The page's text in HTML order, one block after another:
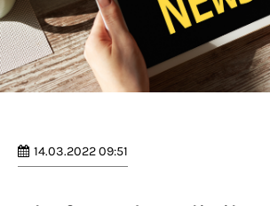
Anmelden
14.03.2022 09:51